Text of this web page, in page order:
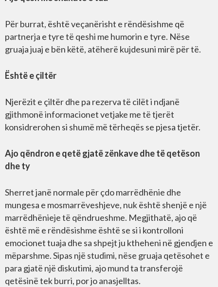
Për burrat, është veçanërisht e rëndësishme që
partnerja e tyre të qeshi me humorin e tyre. Nëse
gruaja juaj e bën këtë, atëherë kujdesuni mirë për të.
Është e çiltër
Njerëzit e çiltër dhe pa rezerva të cilët i ndjanë
gjithmonë informacionet vetjake me të tjerët
konsidrerohen si shumë më tërheqës se pjesa tjetër.
Ajo qëndron e qetë gjatë zënkave dhe të qetëson
dhe ty
Sherret janë normale për çdo marrëdhënie dhe
mungesa e mosmarrëveshjeve, nuk është shenjë e një
marrëdhënieje të qëndrueshme. Megjithatë, ajo që
është më e rëndësishme është se si i kontrolloni
emocionet tuaja dhe sa shpejt ju ktheheni në gjendjen e
mëparshme. Sipas një studimi, nëse gruaja qetësohet e
para gjatë një diskutimi, ajo mund ta transferojë
qetësinë tek burri, por jo anasjelltas.